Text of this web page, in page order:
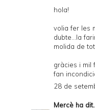
hola!
volia fer les
dubte...la
molida de
gràcies i mil
fan
28 de
Mercè ha